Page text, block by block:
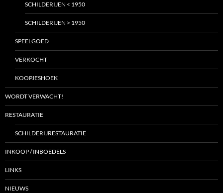
SCHILDERIJEN < 1950
SCHILDERIJEN > 1950
SPEELGOED
VERKOCHT
KOOPJESHOEK
WORDT VERWACHT!
RESTAURATIE
SCHILDERIJRESTAURATIE
INKOOP / INBOEDELS
LINKS
NIEUWS